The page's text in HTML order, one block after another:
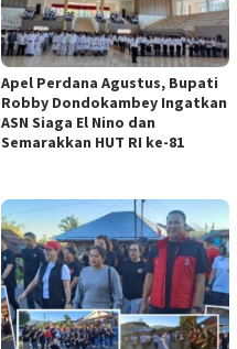
Apel Perdana Agustus, Bupati
Robby Dondokambey Ingatkan
ASN Siaga El Nino dan
Semarakkan HUT RI ke-81